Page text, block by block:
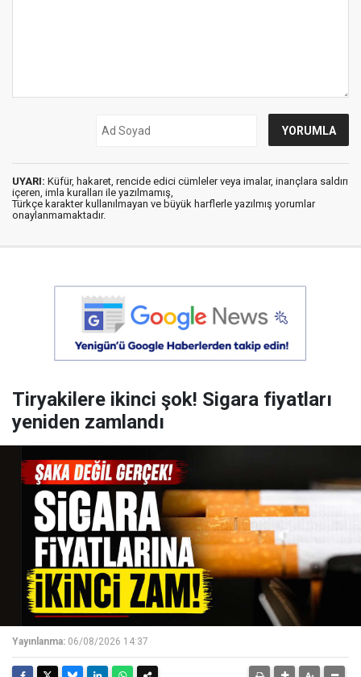
UYARI: Küfür, hakaret, rencide edici cümleler veya imalar, inançlara saldırı
içeren, imla kuralları ile yazılmamış,
Türkçe karakter kullanılmayan ve büyük harflerle yazılmış yorumlar
onaylanmamaktadır.
Tiryakilere ikinci şok! Sigara fiyatları
yeniden zamlandı
Yayınlanma: 06/08/2026 14:37